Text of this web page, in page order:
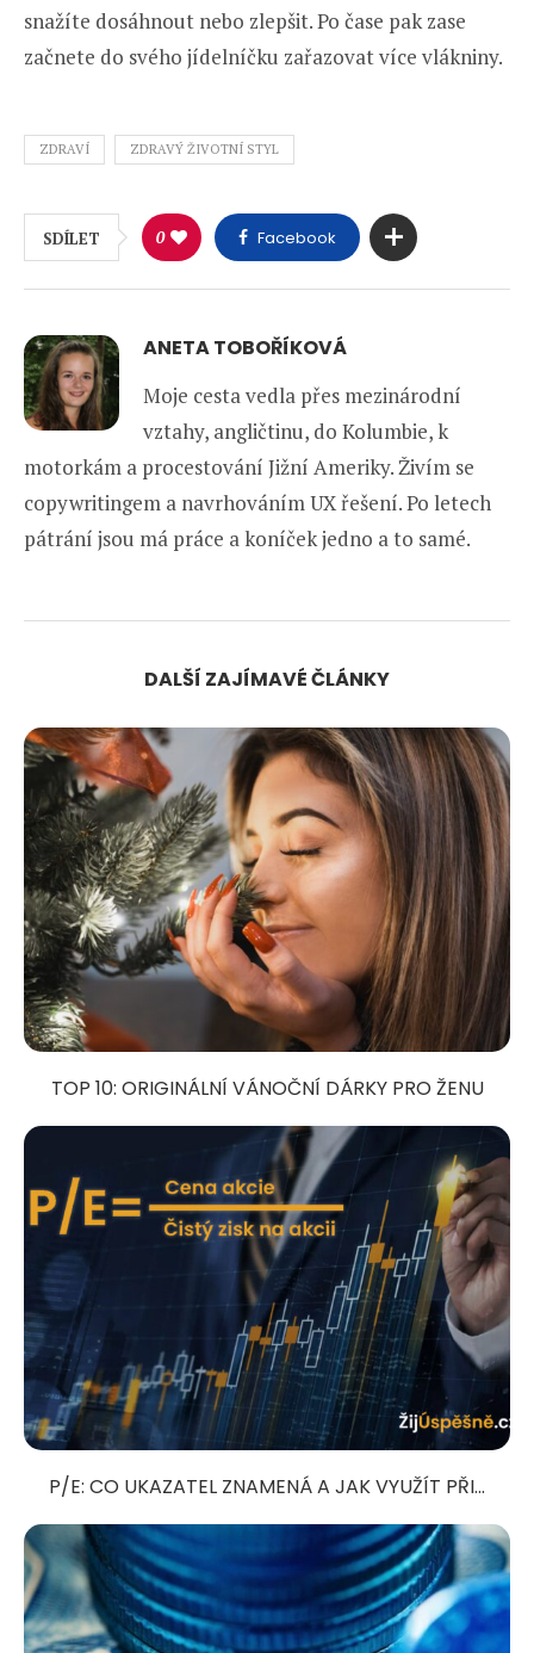
snažíte dosáhnout nebo zlepšit. Po čase pak zase
začnete do svého jídelníčku zařazovat více vlákniny.
ZDRAVÍ ZDRAVÝ ŽIVOTNÍ STYL
SDÍLET 0 Facebook
ANETA TOBOŘÍKOVÁ
Moje cesta vedla přes mezinárodní
vztahy, angličtinu, do Kolumbie, k
motorkám a procestování Jižní Ameriky. Živím se
copywritingem a navrhováním UX řešení. Po letech
pátrání jsou má práce a koníček jedno a to samé.
DALŠÍ ZAJÍMAVÉ ČLÁNKY
TOP 10: ORIGINÁLNÍ VÁNOČNÍ DÁRKY PRO ŽENU
P/E: CO UKAZATEL ZNAMENÁ A JAK VYUŽÍT PŘI...